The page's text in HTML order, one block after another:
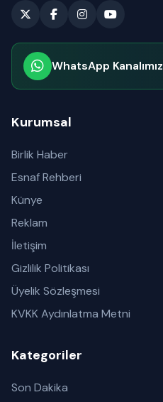
WhatsApp Kanalımız
Kurumsal
Birlik Haber
Esnaf Rehberi
Künye
Reklam
İletişim
Gizlilik Politikası
Üyelik Sözleşmesi
KVKK Aydınlatma Metni
Kategoriler
Son Dakika